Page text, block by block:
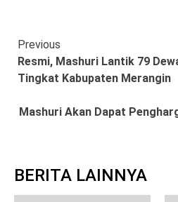
Continue
Reading
Previous
Resmi, Mashuri Lantik 79
Tingkat Kabupaten Merangin
Mashuri Akan Dapat
BERITA LAINNYA